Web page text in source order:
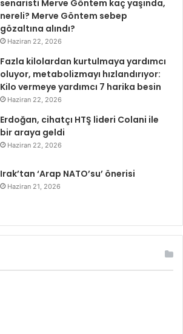
senaristi Merve Göntem kaç yaşında,
nereli? Merve Göntem sebep
gözaltına alındı?
Haziran 22, 2026
Fazla kilolardan kurtulmaya yardımcı
oluyor, metabolizmayı hızlandırıyor:
Kilo vermeye yardımcı 7 harika besin
Haziran 22, 2026
Erdoğan, cihatçı HTŞ lideri Colani ile
bir araya geldi
Haziran 22, 2026
Irak’tan ‘Arap NATO’su’ önerisi
Haziran 21, 2026